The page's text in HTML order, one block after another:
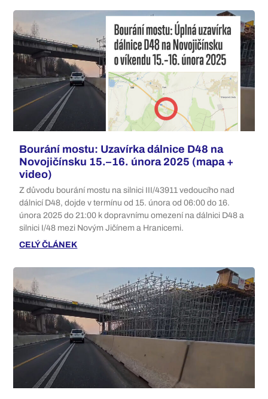
Bourání mostu: Uzavírka dálnice D48 na
Novojičínsku 15.–16. února 2025 (mapa +
video)
Z důvodu bourání mostu na silnici III/43911 vedoucího nad
dálnicí D48, dojde v termínu od 15. února od 06:00 do 16.
února 2025 do 21:00 k dopravnímu omezení na dálnici D48 a
silnici I/48 mezi Novým Jičínem a Hranicemi.
CELÝ ČLÁNEK